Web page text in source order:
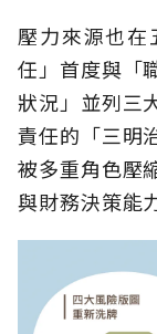
壓力來源也
任」首度與「
狀況」並列三
責任的「三明
被多重角色壓
與財務決策能